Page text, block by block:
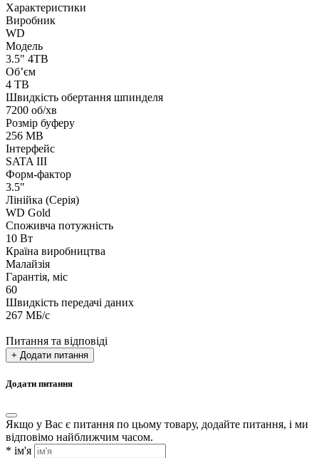
Характеристики
Виробник
WD
Модель
3.5" 4TB
Об’єм
4 TB
Швидкість обертання шпинделя
7200 об/хв
Розмір буферу
256 MB
Інтерфейс
SATA III
Форм-фактор
3.5"
Лінійка (Серія)
WD Gold
Споживча потужність
10 Вт
Країна виробництва
Малайзія
Гарантія, міс
60
Швидкість передачі даних
267 МБ/с
Питання та відповіді
+ Додати питання
Додати питання
Якщо у Вас є питання по цьому товару, додайте питання, і ми
відповімо найближчим часом.
* ім'я